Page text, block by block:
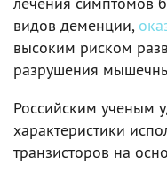
видов деменции,
высоким риском
разрушения
Российским ученым
характеристики
транзисторов на